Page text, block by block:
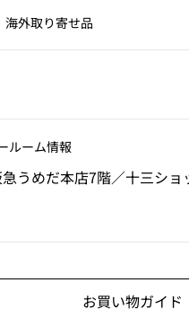
海外取り寄せ品
ルーム情報
うめだ本店7階／十三ショ
お買い物ガイド